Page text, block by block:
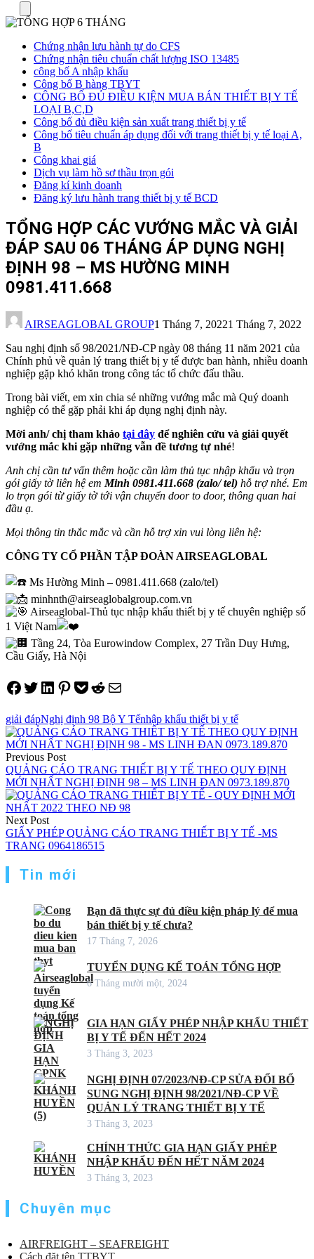
Chứng nhận lưu hành tự do CFS
Chứng nhận tiêu chuẩn chất lượng ISO 13485
công bố A nhập khẩu
Công bố B hàng TBYT
CÔNG BỐ ĐỦ ĐIỀU KIỆN MUA BÁN THIẾT BỊ Y TẾ
LOẠI B,C,D
Công bố đủ điều kiện sản xuất trang thiết bị y tế
Công bố tiêu chuẩn áp dụng đối với trang thiết bị y tế loại A,
B
Công khai giá
Dịch vụ làm hồ sơ thầu trọn gói
Đăng kí kinh doanh
Đăng ký lưu hành trang thiết bị y tế BCD
TỔNG HỢP CÁC VƯỚNG MẮC VÀ GIẢI
ĐÁP SAU 06 THÁNG ÁP DỤNG NGHỊ
ĐỊNH 98 – MS HƯỜNG MINH
0981.411.668
AIRSEAGLOBAL GROUP1 Tháng 7, 20221 Tháng 7, 2022
Sau nghị định số 98/2021/NĐ-CP ngày 08 tháng 11 năm 2021 của
Chính phủ về quản lý trang thiết bị y tế được ban hành, nhiều doanh
nghiệp gặp khó khăn trong công tác tổ chức đấu thầu.
Trong bài viết, em xin chia sẻ những vướng mắc mà Quý doanh
nghiệp có thể gặp phải khi áp dụng nghị định này.
Mời anh/ chị tham khảo tại đây để nghiên cứu và giải quyết
vướng mắc khi gặp những vẫn đề tương tự nhé!
Anh chị cần tư vấn thêm hoặc cần làm thủ tục nhập khẩu và trọn
gói giấy tờ liên hệ em Minh 0981.411.668 (zalo/ tel) hỗ trợ nhé. Em
lo trọn gói từ giấy tờ tới vận chuyển door to door, thông quan hai
đầu ạ.
Mọi thông tin thắc mắc và cần hỗ trợ xin vui lòng liên hệ:
CÔNG TY CỔ PHẦN TẬP ĐOÀN AIRSEAGLOBAL
Ms Hường Minh – 0981.411.668 (zalo/tel)
minhnth@airseaglobalgroup.com.vn
Airseaglobal-Thủ tục nhập khẩu thiết bị y tế chuyên nghiệp số
1 Việt Nam
Tầng 24, Tòa Eurowindow Complex, 27 Trần Duy Hưng,
Cầu Giấy, Hà Nội
Share on Facebook
Tweet on Twitter
Share on LinkedIn
Pin on Pinterest
Save to pocket
Share on Reddit
Share via Email
giải đápNghị định 98 Bộ Y Tếnhập khẩu thiết bị y tế
Điều
hướng
bài
viết
Previous Post
QUẢNG CÁO TRANG THIẾT BỊ Y TẾ THEO QUY ĐỊNH
MỚI NHẤT NGHỊ ĐỊNH 98 – MS LINH ĐAN 0973.189.870
Next Post
GIẤY PHÉP QUẢNG CÁO TRANG THIẾT BỊ Y TẾ -MS
TRANG 0964186515
Tin mới
Bạn đã thực sự đủ điều kiện pháp lý để mua
bán thiết bị y tế chưa?
17 Tháng 7, 2026
TUYỂN DỤNG KẾ TOÁN TỔNG HỢP
6 Tháng mười một, 2024
GIA HẠN GIẤY PHÉP NHẬP KHẨU THIẾT
BỊ Y TẾ ĐẾN HẾT 2024
3 Tháng 3, 2023
NGHỊ ĐỊNH 07/2023/NĐ-CP SỬA ĐỔI BỔ
SUNG NGHỊ ĐỊNH 98/2021/NĐ-CP VỀ
QUẢN LÝ TRANG THIẾT BỊ Y TẾ
3 Tháng 3, 2023
CHÍNH THỨC GIA HẠN GIẤY PHÉP
NHẬP KHẨU ĐẾN HẾT NĂM 2024
3 Tháng 3, 2023
Chuyên mục
AIRFREIGHT – SEAFREIGHT
Cách đặt tên TTBYT